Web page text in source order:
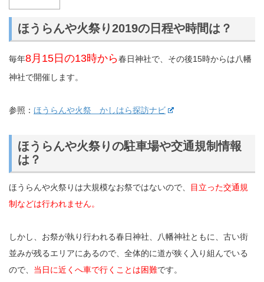
ほうらんや火祭り2019の日程や時間は？
毎年8月15日の13時から春日神社で、その後15時からは八幡
神社で開催します。
参照： ほうらんや火祭 かしはら探訪ナビ
ほうらんや火祭りの駐車場や交通規制情報
は？
ほうらんや火祭りは大規模なお祭ではないので、
目立った交通規
制などは行われません。
しかし、お祭が執り行われる春日神社、八幡神社ともに、古い街
並みが残るエリアにあるので、全体的に道が狭く入り組んでいる
ので、 当日に近くへ車で行くことは困難です。